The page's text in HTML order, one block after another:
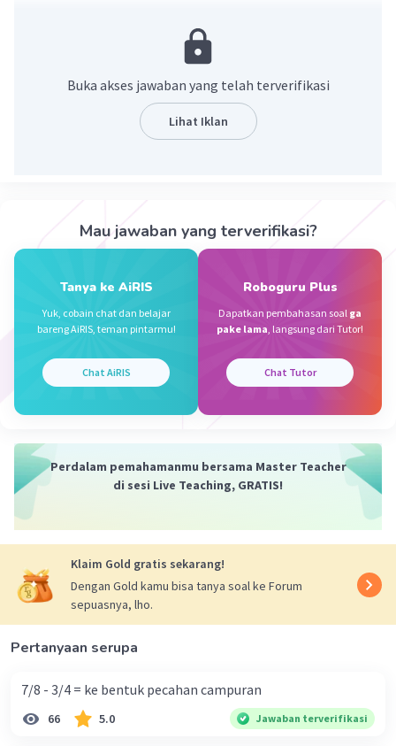
Buka akses jawaban yang telah terverifikasi
Lihat Iklan
Mau jawaban yang terverifikasi?
Tanya ke AiRIS
Yuk, cobain chat dan belajar
bareng AiRIS, teman pintarmu!
Chat AiRIS
Roboguru Plus
Dapatkan pembahasan soal ga
pake lama, langsung dari Tutor!
Chat Tutor
Perdalam pemahamanmu bersama Master Teacher
di sesi Live Teaching, GRATIS!
Klaim Gold gratis sekarang!
Dengan Gold kamu bisa tanya soal ke Forum
sepuasnya, lho.
Pertanyaan serupa
7/8 - 3/4 = ke bentuk pecahan campuran
66 5.0 Jawaban terverifikasi